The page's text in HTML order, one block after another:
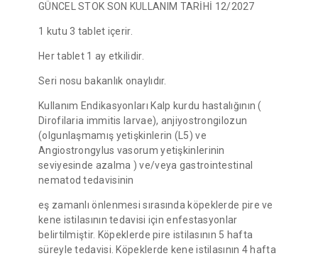
GÜNCEL STOK SON KULLANIM TARİHİ 12/2027
1 kutu 3 tablet içerir.
Her tablet 1 ay etkilidir.
Seri nosu bakanlık onaylıdır.
Kullanım Endikasyonları Kalp kurdu hastalığının (
Dirofilaria immitis larvae), anjiyostrongilozun
(olgunlaşmamış yetişkinlerin (L5) ve
Angiostrongylus vasorum yetişkinlerinin
seviyesinde azalma ) ve/veya gastrointestinal
nematod tedavisinin
eş zamanlı önlenmesi sırasında köpeklerde pire ve
kene istilasının tedavisi için enfestasyonlar
belirtilmiştir. Köpeklerde pire istilasının 5 hafta
süreyle tedavisi. Köpeklerde kene istilasının 4 hafta